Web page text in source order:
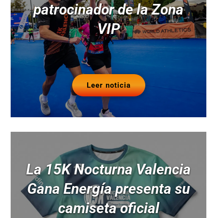
patrocinador de la Zona
VIP
Leer noticia
La 15K Nocturna Valencia
Gana Energía presenta su
camiseta oficial